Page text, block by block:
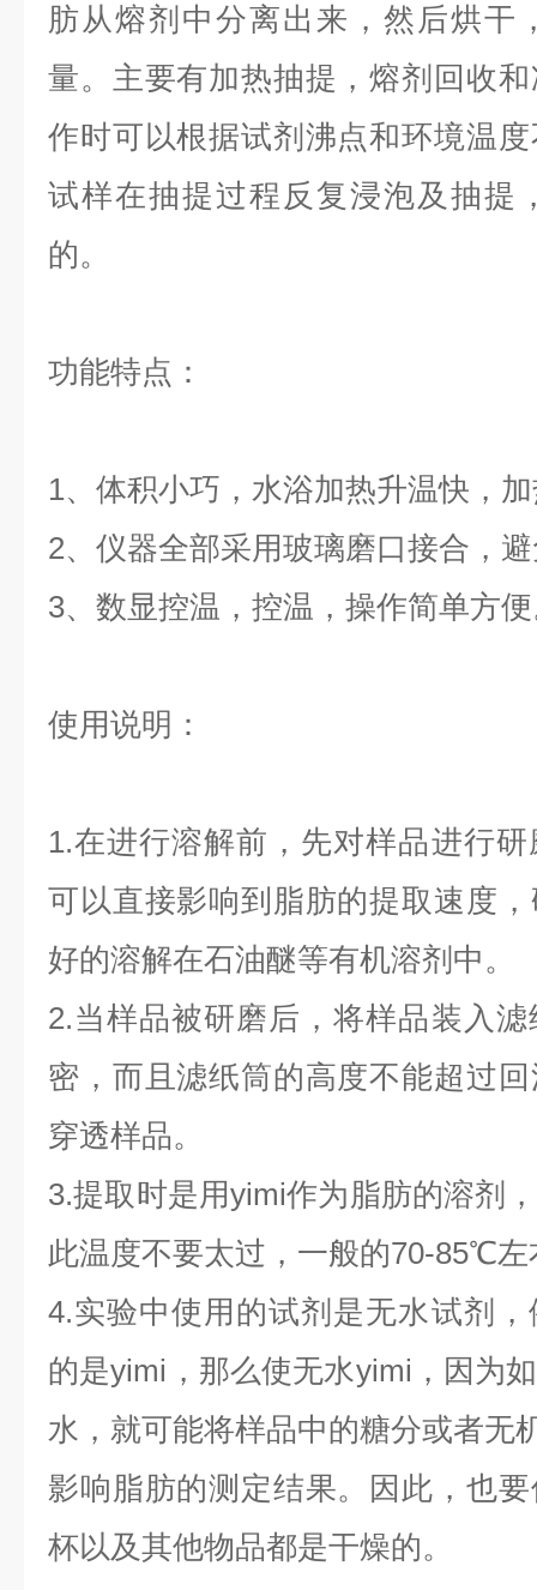
肪从熔剂中分离出来，然后烘干
量。主要有加热抽提，熔剂回收
作时可以根据试剂沸点和环境温
试样在抽提过程反复浸泡及抽提
的。
功能特点：
1、体积小巧，水浴加热升温快，
2、仪器全部采用玻璃磨口接合，
3、数显控温，控温，操作简单方
使用说明：
1.在进行溶解前，先对样品进行
可以直接影响到脂肪的提取速度
好的溶解在石油醚等有机溶剂中。
2.当样品被研磨后，将样品装入
密，而且滤纸筒的高度不能超过
穿透样品。
3.提取时是用yimi作为脂肪的溶剂
此温度不要太过，一般的70-85℃左
4.实验中使用的试剂是无水试剂
的是yimi，那么使无水yimi，因为
水，就可能将样品中的糖分或者无
影响脂肪的测定结果。因此，也
杯以及其他物品都是干燥的。